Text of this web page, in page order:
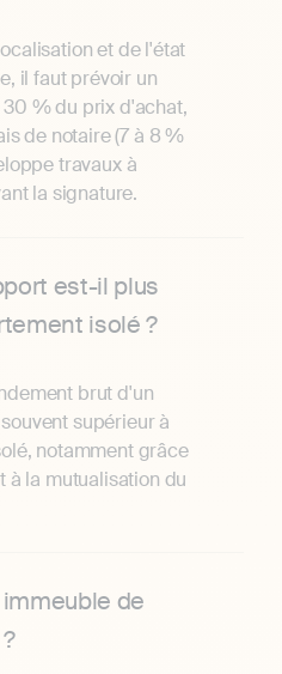
et de l'état
il faut prévoir un
% du prix d'achat,
de notaire (7 à 8 %
travaux à
la signature.
est-il plus
isolé ?
brut d'un
supérieur à
notamment grâce
à la mutualisation du
de